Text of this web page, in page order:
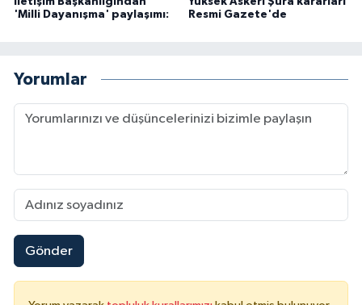
'Milli Dayanışma' paylaşımı:
Resmi Gazete'de
Yorumlar
Gönder